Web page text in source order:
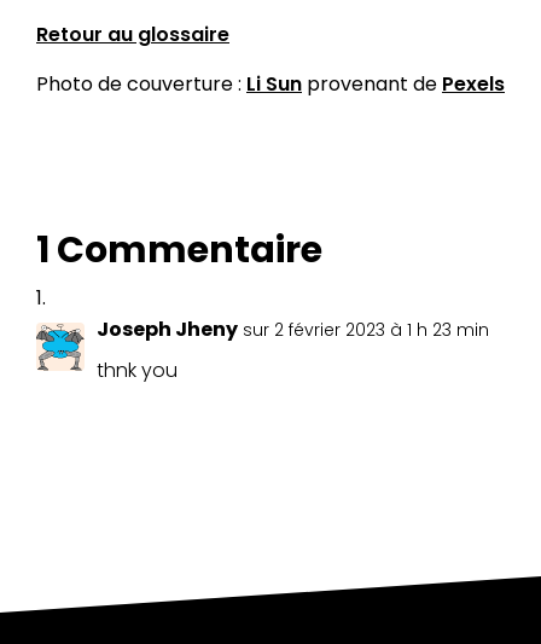
Retour au glossaire
Photo de couverture : Li Sun provenant de Pexels
1 Commentaire
Joseph Jheny sur 2 février 2023 à 1 h 23 min
thnk you